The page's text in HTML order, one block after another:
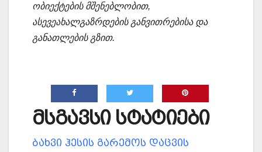
ობიექტების მშენებლობით,
ასევეახალგაზრდების განვითრებისა და
განათლების გზით.
მსგავსი სტატიები
ბახვი ჰესის გარემოს დაცვის